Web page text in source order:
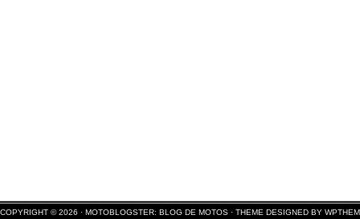
COPYRIGHT © 2026 · MOTOBLOGSTER: BLOG DE MOTOS · THEME DESIGNED BY